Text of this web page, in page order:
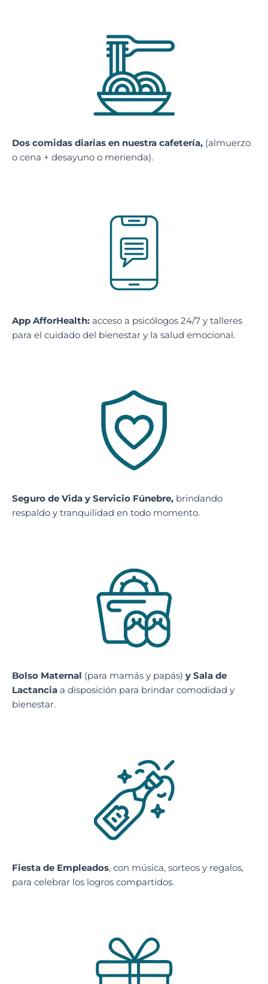
Dos comidas diarias en nuestra cafetería, (almuerzo
o cena + desayuno o merienda).
App AfforHealth: acceso a psicólogos 24/7 y talleres
para el cuidado del bienestar y la salud emocional.
Seguro de Vida y Servicio Fúnebre, brindando
respaldo y tranquilidad en todo momento.
Bolso Maternal (para mamás y papás) y Sala de
Lactancia a disposición para brindar comodidad y
bienestar.
Fiesta de Empleados, con música, sorteos y regalos,
para celebrar los logros compartidos.